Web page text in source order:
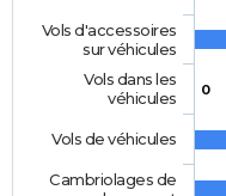
0
Vols d'accessoires
sur véhicules
Vols dans les
véhicules
Vols de véhicules
Cambriolages de